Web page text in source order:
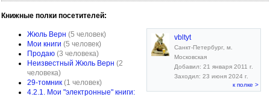
Книжные полки посетителей:
Жюль Верн (5 человек)
Мои книги (5 человек)
Продаю (3 человека)
Неизвестный Жюль Верн (2
человека)
29-томник (1 человек)
4.2.1. Мои "электронные" книги:
vbltyt
Санкт-Петербург, м.
Московская
Добавил: 21 января 2011 г.
Заходил: 23 июня 2024 г.
к полке >